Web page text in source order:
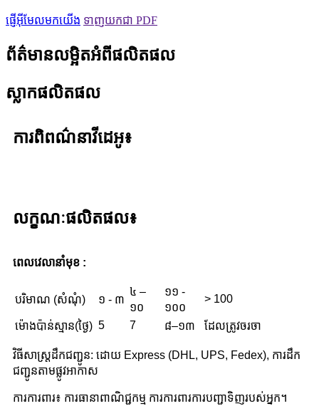
ផ្ញើអ៊ីមែលមកយើង ទាញយកជា PDF
ព័ត៌មានលម្អិតអំពីផលិតផល
ស្លាកផលិតផល
ការពិពណ៌នាវីដេអូ៖
លក្ខណៈផលិតផល៖
ពេល​វេលា​នាំ​មុខ :
បរិមាណ (សំណុំ) ១ - ៣
៤ –
១០
១១ -
១០០
> 100
ម៉ោងប៉ាន់ស្មាន(ថ្ងៃ) 5 7 ៨–១៣ ដែលត្រូវចរចា
វិធីសាស្រ្តដឹកជញ្ជូន: ដោយ Express (DHL, UPS, Fedex), ការដឹក
ជញ្ជូនតាមផ្លូវអាកាស
ការការពារ៖ ការធានាពាណិជ្ជកម្ម ការការពារការបញ្ជាទិញរបស់អ្នក។